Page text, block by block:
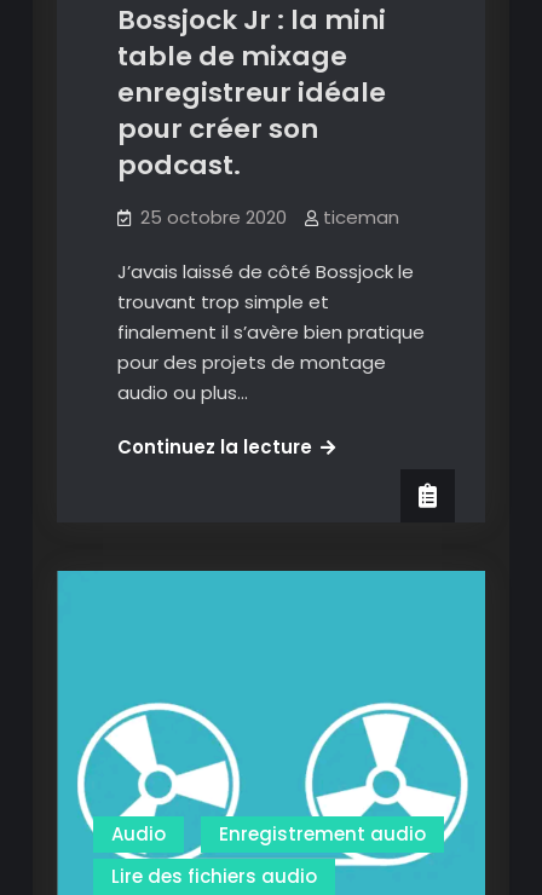
Bossjock Jr : la mini
table de mixage
enregistreur idéale
pour créer son
podcast.
25 octobre 2020 ticeman
J’avais laissé de côté Bossjock le
trouvant trop simple et
finalement il s’avère bien pratique
pour des projets de montage
audio ou plus…
Continuez la lectureBossjock
mini
idéale
pour
créer
son
podcast.
Audio
Enregistrement audio
Lire des fichiers audio